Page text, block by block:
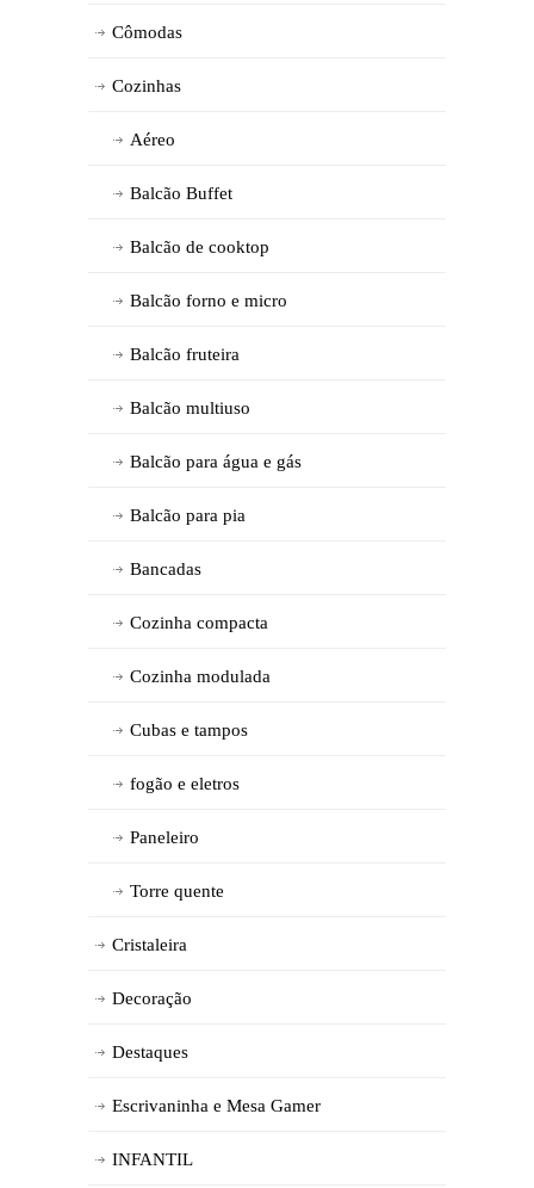
Cômodas
Cozinhas
Aéreo
Balcão Buffet
Balcão de cooktop
Balcão forno e micro
Balcão fruteira
Balcão multiuso
Balcão para água e gás
Balcão para pia
Bancadas
Cozinha compacta
Cozinha modulada
Cubas e tampos
fogão e eletros
Paneleiro
Torre quente
Cristaleira
Decoração
Destaques
Escrivaninha e Mesa Gamer
INFANTIL